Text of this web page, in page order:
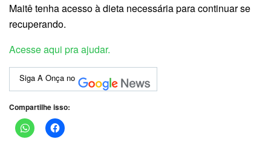
Maitê tenha acesso à dieta necessária para continuar se
recuperando.
Acesse aqui pra ajudar.
Siga A Onça no
Compartilhe isso: